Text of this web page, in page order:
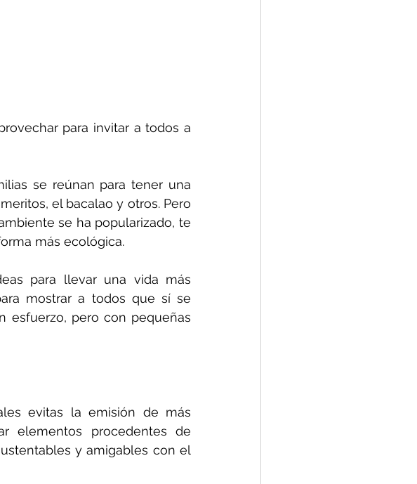
para invitar a todos a
se reúnan para tener una
el bacalao y otros. Pero
se ha popularizado, te
más ecológica.
para llevar una vida más
mostrar a todos que sí se
esfuerzo, pero con pequeñas
evitas la emisión de más
elementos procedentes de
y amigables con el